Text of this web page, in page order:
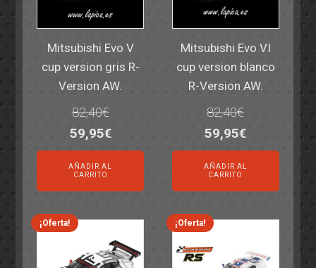
Mitsubishi Evo V
cup version gris R-
Version AW.
82,40€
El
precio
original
era:
82,40€.
59,95€El
precio
es:
59,95€.
AÑADIR AL
CARRITO
Mitsubishi Evo VI
cup version blanco
R-Version AW.
82,40€
El
precio
original
era:
82,40€.
59,95€El
precio
es:
59,95€.
AÑADIR AL
CARRITO
¡Oferta! ¡Oferta!